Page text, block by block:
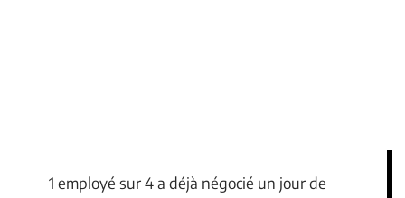
1 employé sur 4 a déjà négocié un jour de